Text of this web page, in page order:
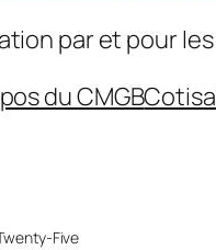
par et pour
du CMGB
Five